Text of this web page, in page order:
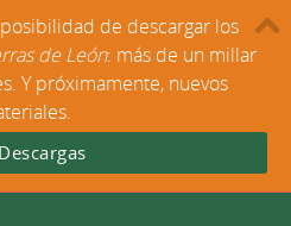
de descargar los
de León: más de un millar
Y próximamente, nuevos